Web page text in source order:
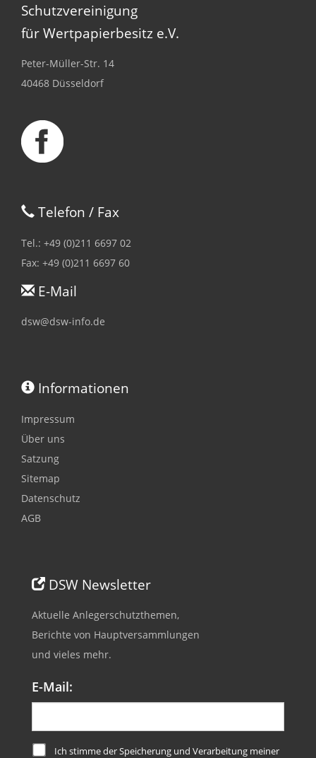
Schutzvereinigung
für Wertpapierbesitz e.V.
Peter-Müller-Str. 14
40468 Düsseldorf
Telefon / Fax
Tel.: +49 (0)211 6697 02
Fax: +49 (0)211 6697 60
E-Mail
dsw@dsw-info.de
Informationen
Impressum
Über uns
Satzung
Sitemap
Datenschutz
AGB
DSW Newsletter
Aktuelle Anlegerschutzthemen,
Berichte von Hauptversammlungen
und vieles mehr.
E-Mail:
Ich stimme der Speicherung und Verarbeitung meiner